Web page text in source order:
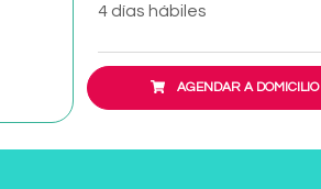
4 días hábiles
AGENDAR A DOMICILIO